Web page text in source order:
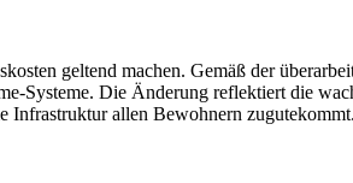
geltend machen. Gemäß der
Die Änderung reflektiert die
Infrastruktur allen Bewohnern zugutekommt.